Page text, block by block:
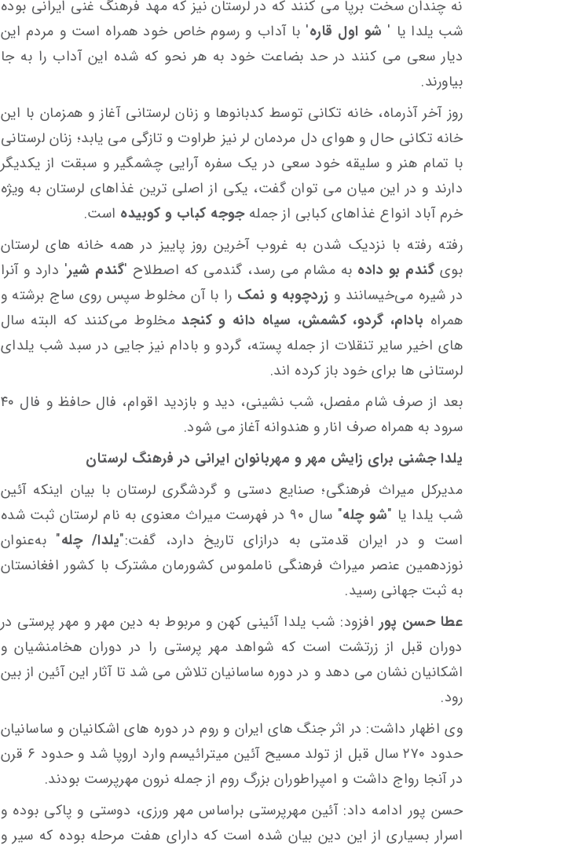
نه چندان سخت برپا می کنند که در لرستان نیز که مهد فرهنگ غنی ایرانی بوده
شب یلدا یا ' شو اول قاره' با آداب و رسوم خاص خود همراه است و مردم این
دیار سعی می کنند در حد بضاعت خود به هر نحو که شده این آداب را به جا
بیاورند.
روز آخر آذرماه، خانه تکانی توسط کدبانوها و زنان لرستانی آغاز و همزمان با این
خانه تکانی حال و هوای دل مردمان لر نیز طراوت و تازگی می یابد؛ زنان لرستانی
با تمام هنر و سلیقه خود سعی در یک سفره آرایی چشمگیر و سبقت از یکدیگر
دارند و در این میان می توان گفت، یکی از اصلی ترین غذاهای لرستان به ویژه
خرم آباد انواع غذاهای کبابی از جملهجوجه کباب و کوبیده است.
رفته رفته با نزدیک شدن به غروب آخرین روز پاییز در همه خانه های لرستان
بوی گندم بو داده به مشام می رسد، گندمی که اصطلاح 'گندم شیر' دارد و آنرا
در شیره می‌خیسانند و زردچوبه و نمک را با آن مخلوط سپس روی ساج برشته و
همراه بادام، گردو، کشمش، سیاه دانه و کنجدمخلوط می‌کنند که البته سال
های اخیر سایر تنقلات از جمله پسته، گردو و بادام نیز جایی در سبد شب یلدای
لرستانی ها برای خود باز کرده اند.
بعد از صرف شام مفصل، شب نشینی، دید و بازدید اقوام، فال حافظ و فال ۴۰
سرود به همراه صرف انار و هندوانه آغاز می شود.
یلدا جشنی برای زایش مهر و مهربانوان ایرانی در فرهنگ لرستان
مدیرکل میراث فرهنگی؛ صنایع دستی و گردشگری لرستان با بیان اینکه آئین
شب یلدا یا "شو چله
" سال ۹۰ در فهرست میراث معنوی به نام لرستان ثبت شده
است و در ایران قدمتی به درازای تاریخ دارد، گفت:"یلدا/ چله" به‌عنوان
نوزدهمین عنصر میراث‌ فرهنگی ناملموس کشورمان مشترک با کشور افغانستان
به ثبت جهانی رسید.
عطا حسن پور افزود: شب یلدا آئینی کهن و مربوط به دین مهر و مهر پرستی در
دوران قبل از زرتشت است که شواهد مهر پرستی را در دوران هخامنشیان و
اشکانیان نشان می دهد و در دوره ساسانیان تلاش می شد تا آثار این آئین از بین
رود.
وی اظهار داشت: در اثر جنگ های ایران و روم در دوره های اشکانیان و ساسانیان
حدود ۲۷۰ سال قبل از تولد مسیح آئین میترائیسم وارد اروپا شد و حدود ۶ قرن
در آنجا رواج داشت و امپراطوران بزرگ روم از جمله نرون مهرپرست بودند.
حسن پور ادامه داد: آئین مهرپرستی براساس مهر ورزی، دوستی و پاکی بوده و
اسرار بسیاری از این دین بیان شده است که دارای هفت مرحله بوده که سیر و